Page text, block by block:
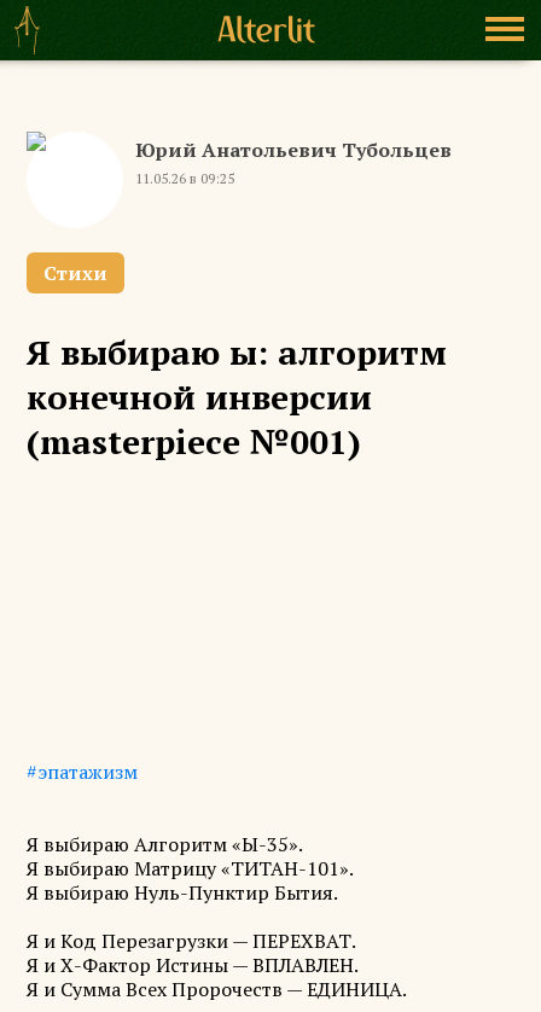
Юрий Анатольевич Тубольцев
11.05.26 в 09:25
Стихи
Я выбираю ы: алгоритм
конечной инверсии
(masterpiece №001)
#эпатажизм
Я выбираю Алгоритм «Ы-35».
Я выбираю Матрицу «ТИТАН-101».
Я выбираю Нуль-Пунктир Бытия.
Я и Код Перезагрузки — ПЕРЕХВАТ.
Я и Х-Фактор Истины — ВПЛАВЛЕН.
Я и Сумма Всех Пророчеств — ЕДИНИЦА.